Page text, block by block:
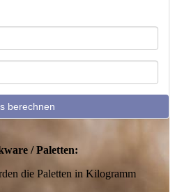
berechnen
/ Paletten:
die Paletten in Kilogramm